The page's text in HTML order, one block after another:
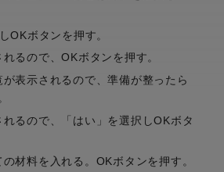
OKボタンを押す。
るので、OKボタンを押す。
が表示されるので、準備が整ったら
るので、「はい」を選択しOKボタ
材料を入れる。OKボタンを押す。